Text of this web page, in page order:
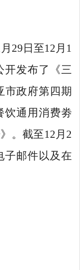
29日至12月1
开发布了《三
市政府第四期
饮通用消费劵
》。截至12月 2
子邮件以及在